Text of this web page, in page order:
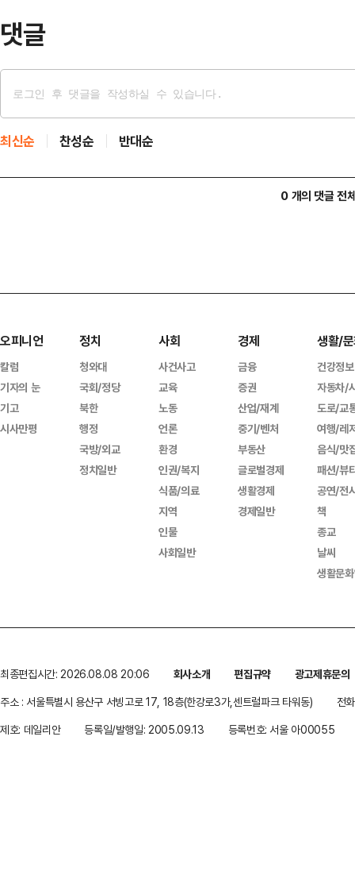
댓글
최신순 찬성순 반대순
0 개의 댓글 전
오피니언
칼럼
기자의 눈
기고
시사만평
정치
청와대
국회/정당
북한
행정
국방/외교
정치일반
사회
사건사고
교육
노동
언론
환경
인권/복지
식품/의료
지역
인물
사회일반
경제
금융
증권
산업/재계
중기/벤처
부동산
글로벌경제
생활경제
경제일반
생활/
건강정보
자동차/
도로/교
여행/레
음식/맛
패션/뷰
공연/전
책
종교
날씨
생활문
최종편집시간: 2026.08.08 20:06 회사소개 편집규약
광고제휴문의
주소 : 서울특별시 용산구 서빙고로 17, 18층(한강로3가,센트럴파크 타워동)
전
제호: 데일리안
등록일/발행일: 2005.09.13 등록번호: 서울 아00055